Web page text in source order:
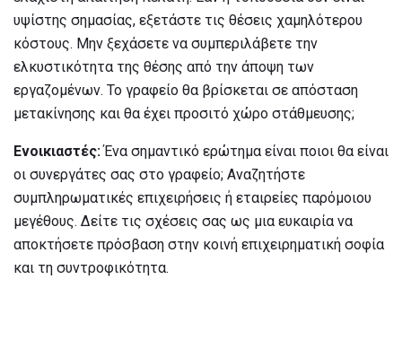
υψίστης σημασίας, εξετάστε τις θέσεις χαμηλότερου
κόστους. Μην ξεχάσετε να συμπεριλάβετε την
ελκυστικότητα της θέσης από την άποψη των
εργαζομένων. Το γραφείο θα βρίσκεται σε απόσταση
μετακίνησης και θα έχει προσιτό χώρο στάθμευσης;
Ενοικιαστές:Ένα σημαντικό ερώτημα είναι ποιοι θα είναι
οι συνεργάτες σας στο γραφείο; Αναζητήστε
συμπληρωματικές επιχειρήσεις ή εταιρείες παρόμοιου
μεγέθους. Δείτε τις σχέσεις σας ως μια ευκαιρία να
αποκτήσετε πρόσβαση στην κοινή επιχειρηματική σοφία
και τη συντροφικότητα.